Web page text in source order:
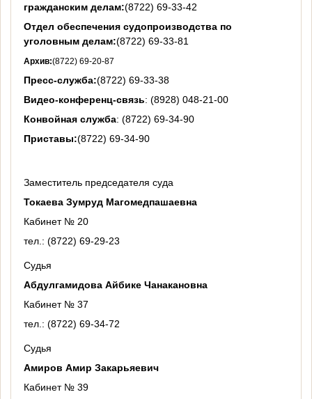
гражданским делам:(8722) 69-33-42
Отдел обеспечения судопроизводства по
уголовным делам:(8722) 69-33-81
Архив:(8722) 69-20-87
Пресс-служба:(8722) 69-33-38
Видео-конференц-связь: (8928) 048-21-00
Конвойная служба: (8722) 69-34-90
Приставы:(8722) 69-34-90
Заместитель председателя суда
Токаева Зумруд Магомедпашаевна
Кабинет № 20
тел.: (8722) 69-29-23
Судья
Абдулгамидова Айбике Чанакановна
Кабинет № 37
тел.: (8722) 69-34-72
Судья
Амиров Амир Закарьяевич
Кабинет № 39